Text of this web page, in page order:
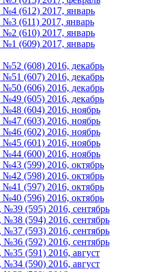
№4 (612) 2017, январь
(611) 2017, январь
№2 (610) 2017, январь
№1 (609) 2017, январь
(608) 2016, декабрь
(607) 2016, декабрь
(606) 2016, декабрь
(605) 2016, декабрь
№48 (604) 2016, ноябрь
№47 (603) 2016, ноябрь
№46 (602) 2016, ноябрь
№45 (601) 2016, ноябрь
№44 (600) 2016, ноябрь
(599) 2016, октябрь
(598) 2016, октябрь
(597) 2016, октябрь
(596) 2016, октябрь
№39 (595) 2016, сентябрь
№38 (594) 2016, сентябрь
№37 (593) 2016, сентябрь
№36 (592) 2016, сентябрь
№35 (591) 2016, август
№34 (590) 2016, август